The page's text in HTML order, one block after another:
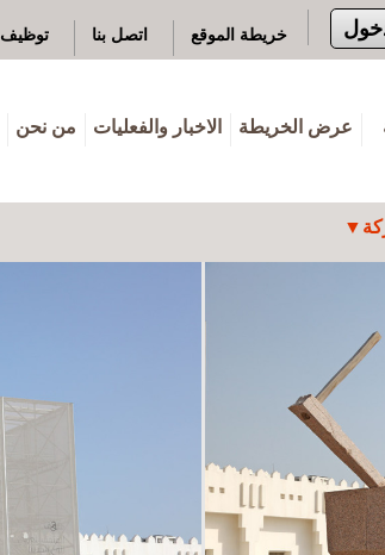
خريطة الموقع اتصل بنا توظيف
عرض الخريطة الاخبار والفعليات من نحن